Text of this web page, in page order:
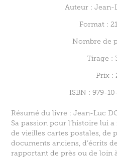
Auteur : Jean-
Format :
Nombre de
Tirage :
Prix :
ISBN : 979-
Résumé du livre : Jean-Luc
Sa passion pour l’histoire lui
de vieilles cartes postales, de
documents anciens, d’écrits
rapportant de près ou de loin